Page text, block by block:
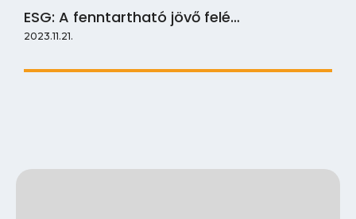
ESG: A fenntartható jövő felé…
2023.11.21.